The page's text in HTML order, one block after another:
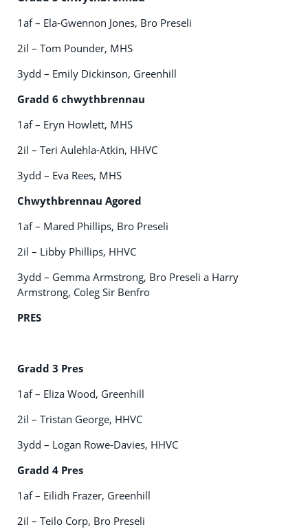
1af – Ela-Gwennon Jones, Bro Preseli
2il – Tom Pounder, MHS
3ydd – Emily Dickinson, Greenhill
Gradd 6 chwythbrennau
1af – Eryn Howlett, MHS
2il – Teri Aulehla-Atkin, HHVC
3ydd – Eva Rees, MHS
Chwythbrennau Agored
1af – Mared Phillips, Bro Preseli
2il – Libby Phillips, HHVC
3ydd – Gemma Armstrong, Bro Preseli a Harry
Armstrong, Coleg Sir Benfro
PRES
Gradd 3 Pres
1af – Eliza Wood, Greenhill
2il – Tristan George, HHVC
3ydd – Logan Rowe-Davies, HHVC
Gradd 4 Pres
1af – Eilidh Frazer, Greenhill
2il – Teilo Corp, Bro Preseli